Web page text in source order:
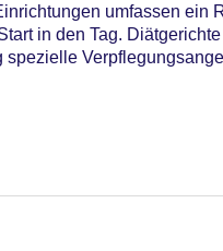
Indoor Pool, Outdoor
umfassen ein
in den Tag.
spezielle